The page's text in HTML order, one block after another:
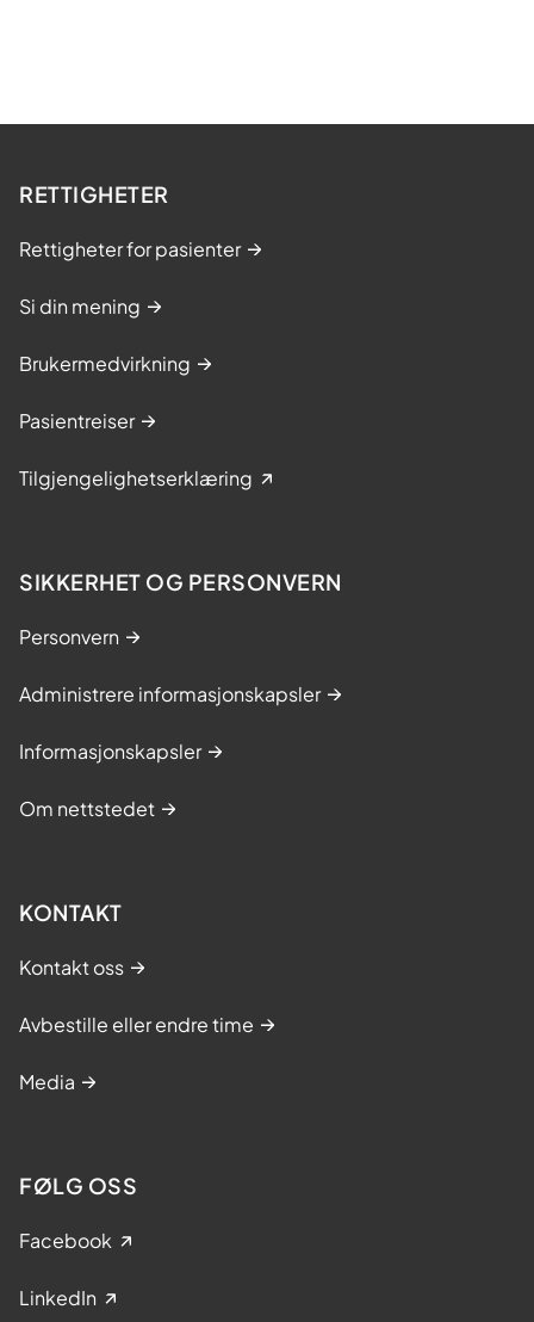
RETTIGHETER
Rettigheter for pasienter
Si din mening
Brukermedvirkning
Pasientreiser
Tilgjengelighetserklæring
SIKKERHET OG PERSONVERN
Personvern
Administrere informasjonskapsler
Informasjonskapsler
Om nettstedet
KONTAKT
Kontakt oss
Avbestille eller endre time
Media
FØLG OSS
Facebook
LinkedIn